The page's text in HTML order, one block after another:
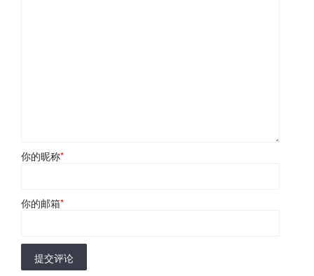
你的昵称*
你的邮箱*
提交评论